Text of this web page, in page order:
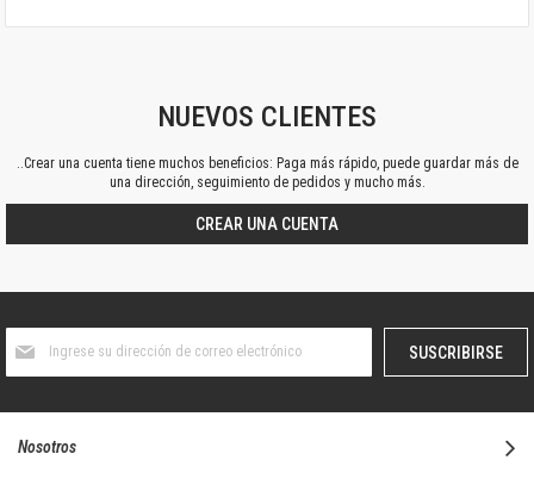
NUEVOS CLIENTES
..Crear una cuenta tiene muchos beneficios: Paga más rápido, puede guardar más de
una dirección, seguimiento de pedidos y mucho más.
CREAR UNA CUENTA
boletín
SUSCRIBIRSE
Nosotros